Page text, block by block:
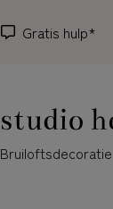
Gratis hulp*
Bruiloftsdecoratie